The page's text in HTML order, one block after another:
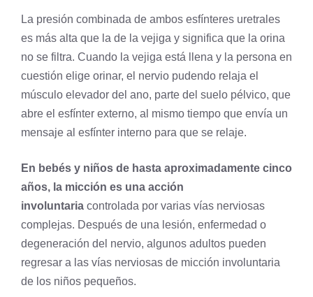
La presión combinada de ambos esfínteres uretrales
es más alta que la de la vejiga y significa que la orina
no se filtra. Cuando la vejiga está llena y la persona en
cuestión elige orinar, el nervio pudendo relaja el
músculo elevador del ano, parte del suelo pélvico, que
abre el esfínter externo, al mismo tiempo que envía un
mensaje al esfínter interno para que se relaje.
En bebés y niños de hasta aproximadamente cinco
años, la micción es una acción
involuntaria controlada por varias vías nerviosas
complejas. Después de una lesión, enfermedad o
degeneración del nervio, algunos adultos pueden
regresar a las vías nerviosas de micción involuntaria
de los niños pequeños.